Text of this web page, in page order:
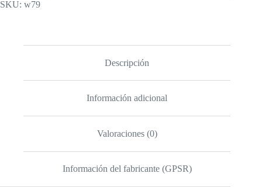
MANN-
SKU: w79
Descripción
Información adicional
Valoraciones (0)
Información del fabricante (GPSR)